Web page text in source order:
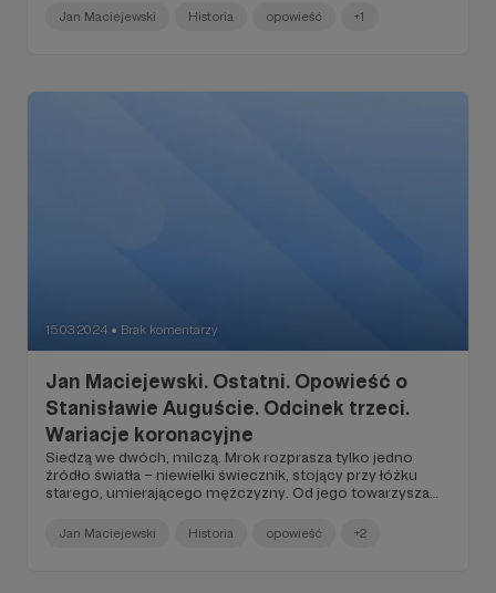
przepychu, rokokowego wystroju wnętrza, szpitalne
przepierzenie. Najzwyklejsze w świecie białe prześcieradło.
Jan Maciejewski Historia opowieść +1
15.03.2024 ● Brak komentarzy
Jan Maciejewski. Ostatni. Opowieść o
Stanisławie Auguście. Odcinek trzeci.
Wariacje koronacyjne
Siedzą we dwóch, milczą. Mrok rozprasza tylko jedno
źródło światła – niewielki świecznik, stojący przy łóżku
starego, umierającego mężczyzny. Od jego towarzysza
przepychu, rokokowego wystroju wnętrza, szpitalne
przepierzenie. Najzwyklejsze w świecie białe prześcieradło.
Jan Maciejewski Historia opowieść +2